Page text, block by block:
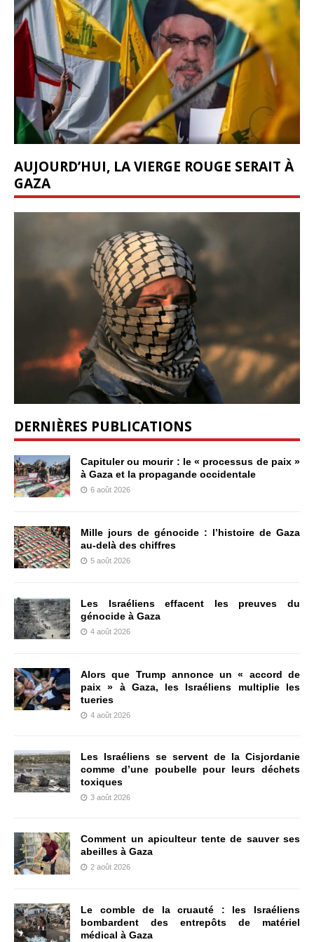
AUJOURD’HUI, LA VIERGE ROUGE SERAIT À
GAZA
DERNIÈRES PUBLICATIONS
Capituler ou mourir : le « processus de paix »
à Gaza et la propagande occidentale
6 août 2026
Mille jours de génocide : l’histoire de Gaza
au-delà des chiffres
5 août 2026
Les Israéliens effacent les preuves du
génocide à Gaza
4 août 2026
Alors que Trump annonce un « accord de
paix » à Gaza, les Israéliens multiplie les
tueries
4 août 2026
Les Israéliens se servent de la Cisjordanie
comme d’une poubelle pour leurs déchets
toxiques
3 août 2026
Comment un apiculteur tente de sauver ses
abeilles à Gaza
2 août 2026
Le comble de la cruauté : les Israéliens
bombardent des entrepôts de matériel
médical à Gaza